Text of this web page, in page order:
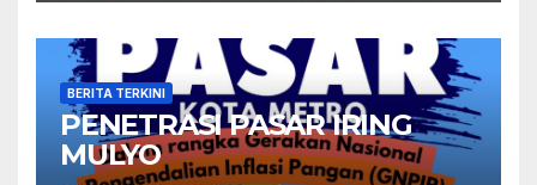
BERITA TERKINI
PENETRASI PASAR IRING
MULYO